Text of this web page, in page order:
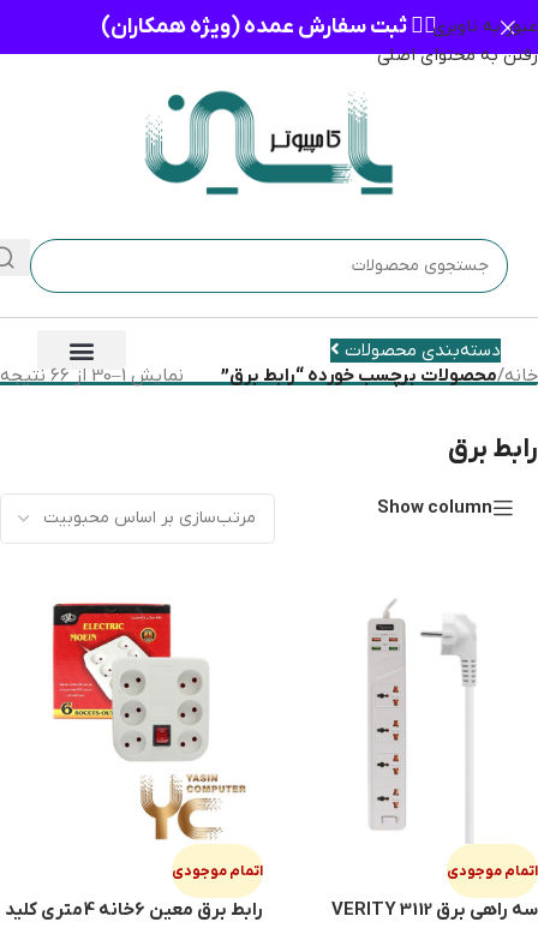
عبور به ناوبری
رفتن به محتوای اصلی
👈🏻 ثبت سفارش عمده (ویژه همکاران)
دسته‌بندی محصولات
خانه/محصولات برچسب خورده “رابط برق” نمایش 1–30 از 66 نتیجه
رابط برق
Show column
اتمام موجودی
سه راهی برق VERITY 3112
اتمام موجودی
رابط برق معین 6خانه 4متری کلید